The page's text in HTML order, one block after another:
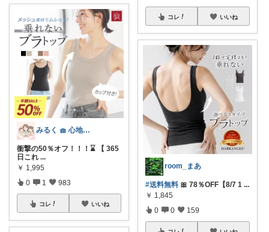
みるく 🧺 心地よい、上質な暮らしを
衝撃の50％オフ！！！⌛ 【 365
日これ ...
￥ 1,995
0 1 983
コレ いいね
コレ いいね
room_まあ
#送料無料 🎀 78％OFF【8/7 1 ...
￥ 1,845
0 0 159